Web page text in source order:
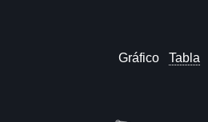
Gráfico Tabla